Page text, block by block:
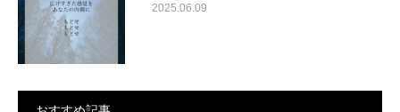
2025.06.09